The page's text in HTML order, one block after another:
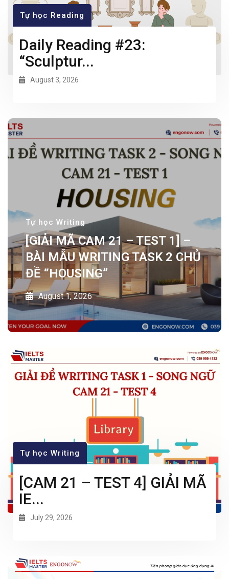
Tự học Reading
Daily Reading #23:
“Sculptur...
August 3, 2026
Tự học Writing
[GIẢI MÃ CAM 21 – TEST 1] –
BÀI MẪU WRITING TASK 2 CHỦ
ĐỀ “HOUSING”
August 1, 2026
Tự học Writing
[CAM 21 – TEST 4] GIẢI MÃ
IE...
July 29, 2026